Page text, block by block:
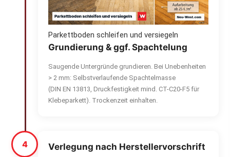
Parkettboden schleifen und versiegeln
Grundierung & ggf. Spachtelung
Saugende Untergründe grundieren. Bei Unebenheiten
> 2 mm: Selbstverlaufende Spachtelmasse
(DIN EN 13813, Druckfestigkeit mind. CT-C20-F5 für
Klebeparkett). Trockenzeit einhalten.
4 Verlegung nach Herstellervorschrift